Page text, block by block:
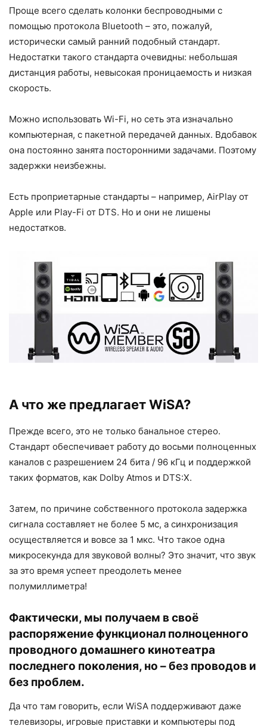
Проще всего сделать колонки беспроводными с
помощью протокола Bluetooth – это, пожалуй,
исторически самый ранний подобный стандарт.
Недостатки такого стандарта очевидны: небольшая
дистанция работы, невысокая проницаемость и низкая
скорость.
Можно использовать Wi-Fi, но сеть эта изначально
компьютерная, с пакетной передачей данных. Вдобавок
она постоянно занята посторонними задачами. Поэтому
задержки неизбежны.
Есть проприетарные стандарты – например, AirPlay от
Apple или Play-Fi от DTS. Но и они не лишены
недостатков.
А что же предлагает WiSA?
Прежде всего, это не только банальное стерео.
Стандарт обеспечивает работу до восьми полноценных
каналов с разрешением 24 бита / 96 кГц и поддержкой
таких форматов, как Dolby Atmos и DTS:X.
Затем, по причине собственного протокола задержка
сигнала составляет не более 5 мс, а синхронизация
осуществляется и вовсе за 1 мкс. Что такое одна
микросекунда для звуковой волны? Это значит, что звук
за это время успеет преодолеть менее
полумиллиметра!
Фактически, мы получаем в своё
распоряжение функционал полноценного
проводного домашнего кинотеатра
последнего поколения, но – без проводов и
без проблем.
Да что там говорить, если WiSA поддерживают даже
телевизоры, игровые приставки и компьютеры под